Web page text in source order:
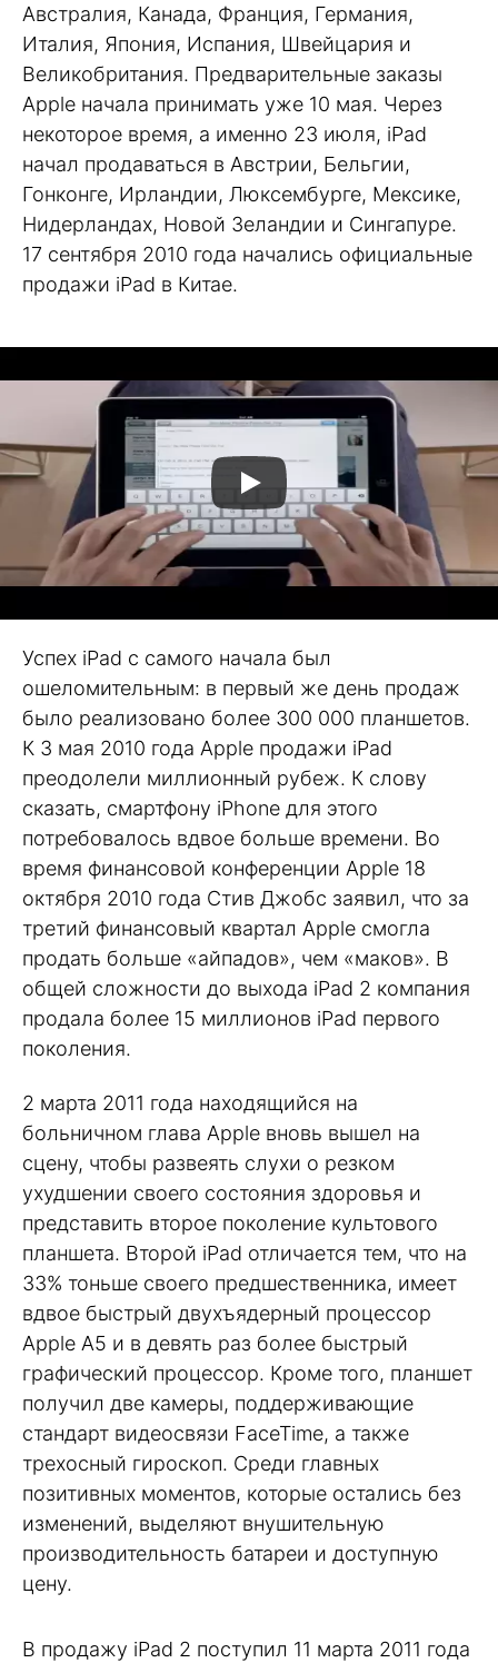
Австралия, Канада, Франция, Германия,
Италия, Япония, Испания, Швейцария и
Великобритания. Предварительные заказы
Apple начала принимать уже 10 мая. Через
некоторое время, а именно 23 июля, iPad
начал продаваться в Австрии, Бельгии,
Гонконге, Ирландии, Люксембурге, Мексике,
Нидерландах, Новой Зеландии и Сингапуре.
17 сентября 2010 года начались официальные
продажи iPad в Китае.
Успех iPad c самого начала был
ошеломительным: в первый же день продаж
было реализовано более 300 000 планшетов.
К 3 мая 2010 года Apple продажи iPad
преодолели миллионный рубеж. К слову
сказать, смартфону iPhone для этого
потребовалось вдвое больше времени. Во
время финансовой конференции Apple 18
октября 2010 года Стив Джобс заявил, что за
третий финансовый квартал Apple смогла
продать больше «айпадов», чем «маков». В
общей сложности до выхода iPad 2 компания
продала более 15 миллионов iPad первого
поколения.
2 марта 2011 года находящийся на
больничном глава Apple вновь вышел на
сцену, чтобы развеять слухи о резком
ухудшении своего состояния здоровья и
представить второе поколение культового
планшета. Второй iPad отличается тем, что на
33% тоньше своего предшественника, имеет
вдвое быстрый двухъядерный процессор
Apple A5 и в девять раз более быстрый
графический процессор. Кроме того, планшет
получил две камеры, поддерживающие
стандарт видеосвязи FaceTime, а также
трехосный гироскоп. Среди главных
позитивных моментов, которые остались без
изменений, выделяют внушительную
производительность батареи и доступную
цену.
В продажу iPad 2 поступил 11 марта 2011 года